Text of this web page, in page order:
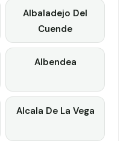
Albaladejo Del
Cuende
Albendea
Alcala De La Vega